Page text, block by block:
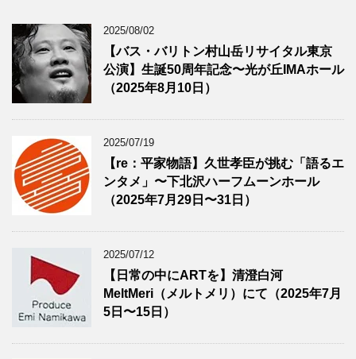
2025/08/02
【バス・バリトン村山岳リサイタル東京
公演】生誕50周年記念〜光が丘IMAホール
（2025年8月10日）
2025/07/19
【re：平家物語】久世孝臣が挑む「語るエ
ンタメ」〜下北沢ハーフムーンホール
（2025年7月29日〜31日）
2025/07/12
【日常の中にARTを】清澄白河
MeltMeri（メルトメリ）にて（2025年7月
5日〜15日）